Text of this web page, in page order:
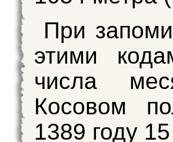
При
этими
числа
Косовом
1389 году